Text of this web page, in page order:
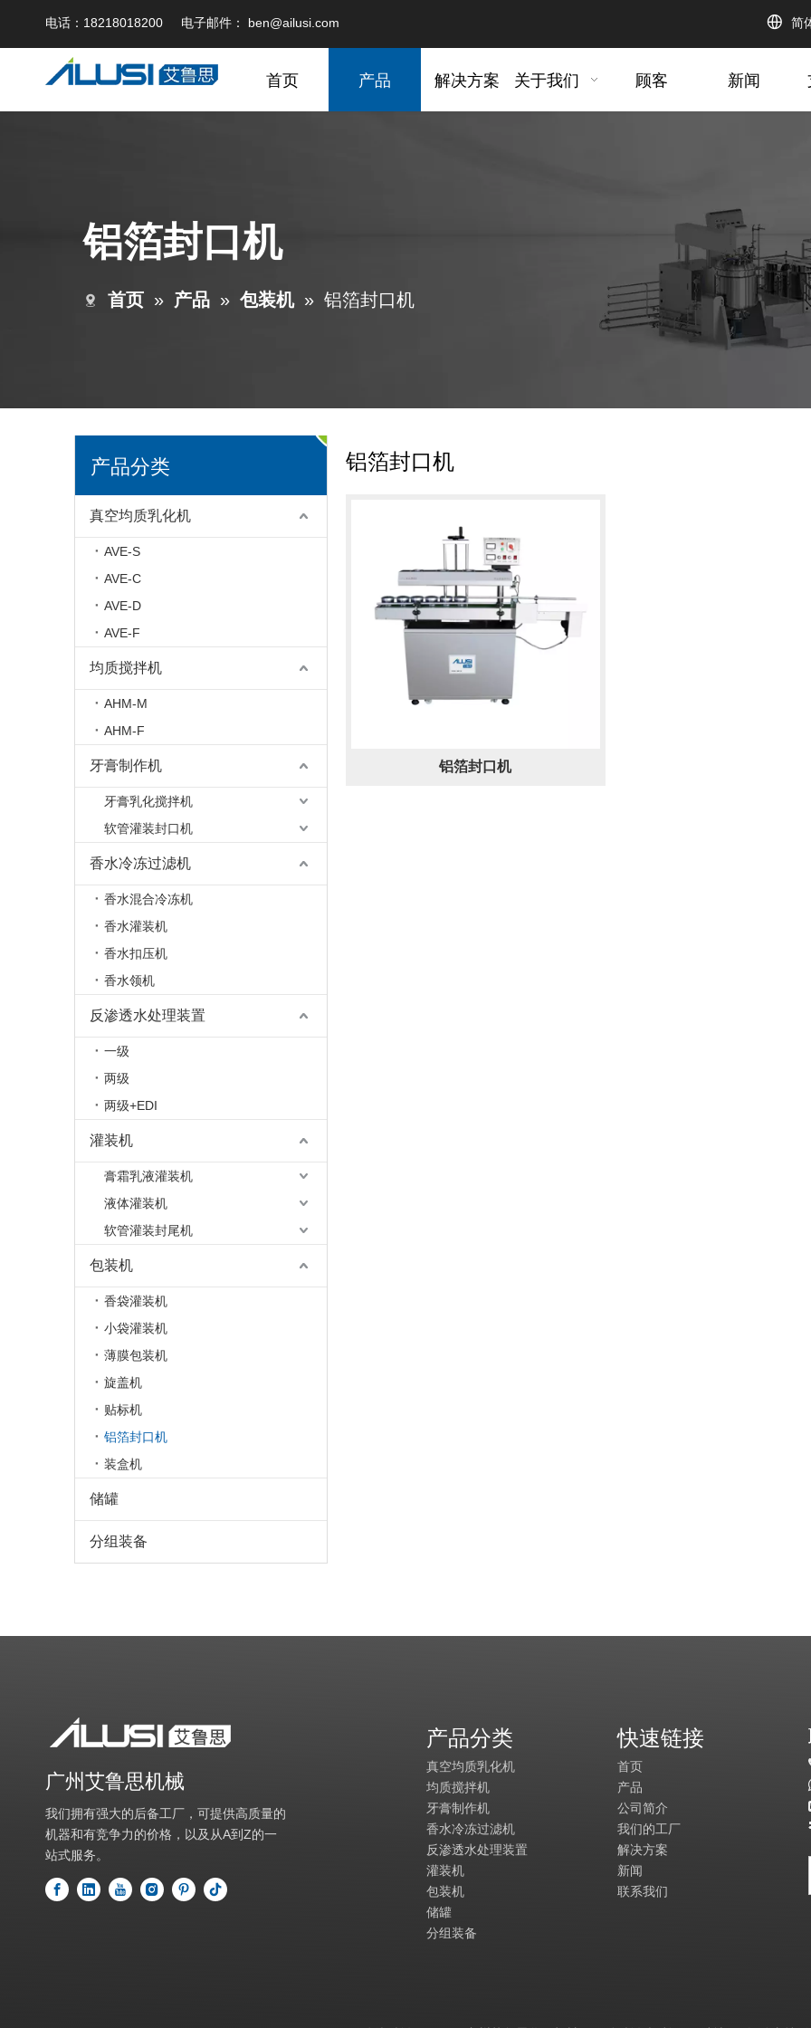
电话：18218018200 电子邮件： ben@ailusi.com 简
首页 产品 解决方案 关于我们 顾客 新闻
铝箔封口机
首页 » 产品 » 包装机 » 铝箔封口机
产品分类
真空均质乳化机
AVE-S
AVE-C
AVE-D
AVE-F
均质搅拌机
AHM-M
AHM-F
牙膏制作机
牙膏乳化搅拌机
软管灌装封口机
香水冷冻过滤机
香水混合冷冻机
香水灌装机
香水扣压机
香水领机
反渗透水处理装置
一级
两级
两级+EDI
灌装机
膏霜乳液灌装机
液体灌装机
软管灌装封尾机
包装机
香袋灌装机
小袋灌装机
薄膜包装机
旋盖机
贴标机
铝箔封口机
装盒机
储罐
分组装备
铝箔封口机
铝箔封口机
广州艾鲁思机械
我们拥有强大的后备工厂，可提供高质量的
机器和有竞争力的价格，以及从A到Z的一
站式服务。
产品分类
真空均质乳化机
均质搅拌机
牙膏制作机
香水冷冻过滤机
反渗透水处理装置
灌装机
包装机
储罐
分组装备
快速链接
首页
产品
公司简介
我们的工厂
解决方案
新闻
联系我们